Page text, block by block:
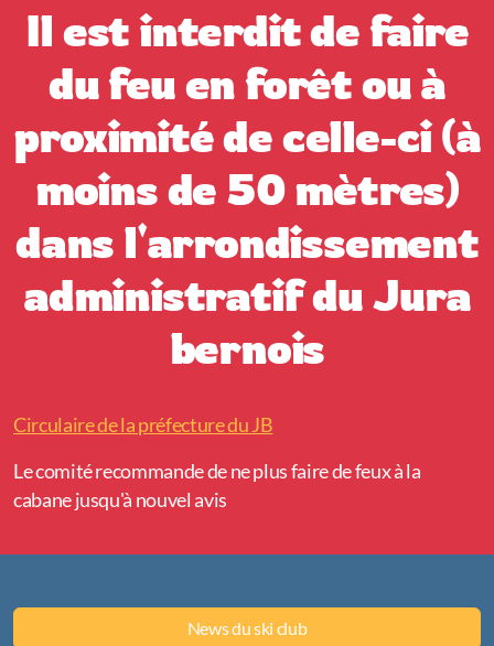
Il est interdit de faire
du feu en forêt ou à
proximité de celle-ci (à
moins de 50 mètres)
dans l'arrondissement
administratif du Jura
bernois
Circulaire de la préfecture du JB
Le comité recommande de ne plus faire de feux à la
cabane jusqu'à nouvel avis
News du ski club